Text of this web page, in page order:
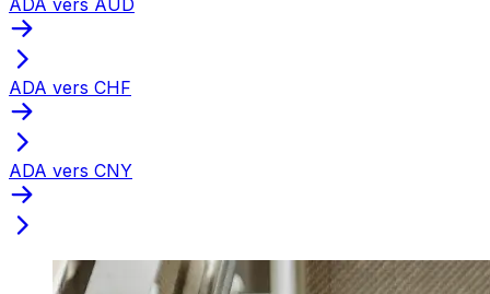
ADA vers CHF
ADA vers CNY